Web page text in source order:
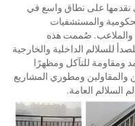
نقدمها على نطاق واسع في
والمستشفيات
والملاعب. صُممت هذه
للسلالم الداخلية والخارجية
ومقاومة للتآكل ومظهرًا
والمقاولين ومطوري المشاريع
السلالم العامة.